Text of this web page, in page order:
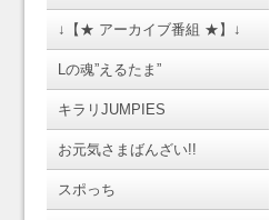
↓【★ アーカイブ番組 ★】↓
Lの魂”えるたま”
キラリJUMPIES
お元気さまばんざい!!
スポっち